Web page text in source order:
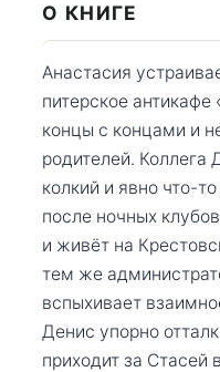
О КНИГЕ
Анастасия
питерское
концы с концами и
родителей.
колкий и явно что-
после ночных
и живёт на
тем же
вспыхивает
Денис упорно
приходит за Стасей